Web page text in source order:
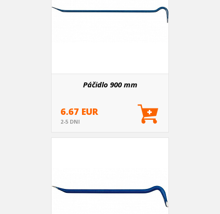
Páčidlo 900 mm
6.67 EUR
2-5 DNI